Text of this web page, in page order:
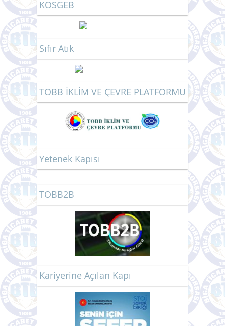
KOSGEB
Sıfır Atık
Yetenek Kapısı
Kariyerine Açılan Kapı